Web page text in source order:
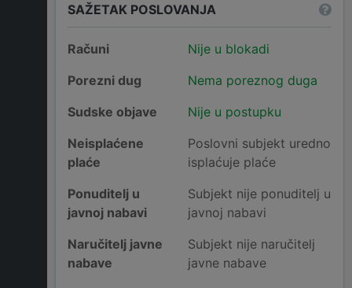
SAŽETAK POSLOVANJA
Računi
Nije u blokadi
Porezni dug
Nema poreznog duga
Sudske objave
Nije u postupku
Neisplaćene
plaće
Poslovni subjekt uredno
isplaćuje plaće
Ponuditelj u
javnoj nabavi
Subjekt nije ponuditelj u
javnoj nabavi
Naručitelj javne
nabave
Subjekt nije naručitelj
javne nabave